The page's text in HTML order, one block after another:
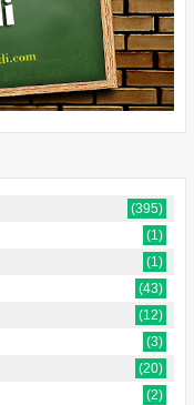
(395)
(1)
(1)
(43)
(12)
(3)
(20)
(2)